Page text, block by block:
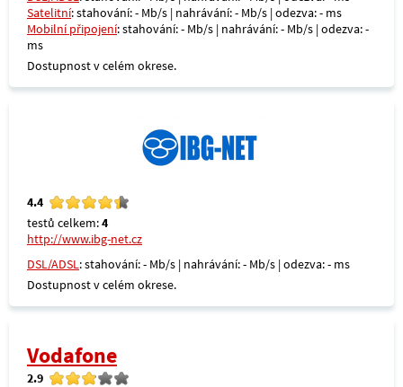
Satelitní: stahování: - Mb/s | nahrávání: - Mb/s | odezva: - ms
Mobilní připojení: stahování: - Mb/s | nahrávání: - Mb/s | odezva: -
ms
Dostupnost v celém okrese.
4.4
testů celkem:4
http://www.ibg-net.cz
DSL/ADSL: stahování: - Mb/s | nahrávání: - Mb/s | odezva: - ms
Dostupnost v celém okrese.
Vodafone
2.9